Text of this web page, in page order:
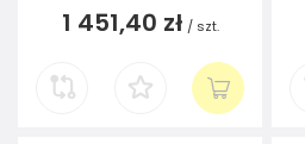
1 451,40 zł / szt.